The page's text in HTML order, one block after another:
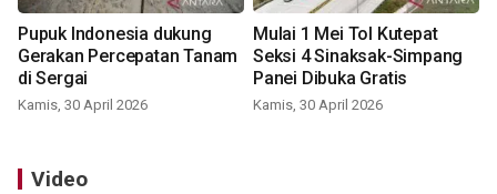
Pupuk Indonesia dukung
Gerakan Percepatan Tanam
di Sergai
Kamis, 30 April 2026
Mulai 1 Mei Tol Kutepat
Seksi 4 Sinaksak-Simpang
Panei Dibuka Gratis
Kamis, 30 April 2026
Video